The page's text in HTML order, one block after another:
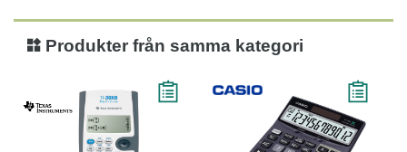
Produkter från samma kategori